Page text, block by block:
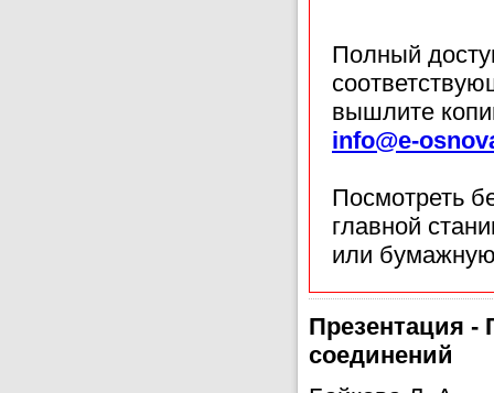
Полный
вышлите
info@e-
Посмотреть
главной
или
Презентация -
соединений